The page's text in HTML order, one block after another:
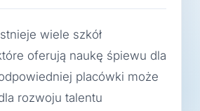
wiele szkół
oferują naukę śpiewu dla
placówki może
rozwoju talentu